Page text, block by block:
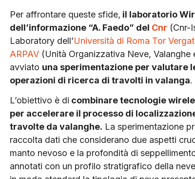
Per affrontare queste sfide, il laboratorio
dell’informazione “A. Faedo” del Cnr (Cnr-
Laboratory dell’Università di Roma Tor
ARPAV (Unità Organizzativa Neve,
avviato una sperimentazione per valutare
operazioni di ricerca di travolti in valanga.
L’obiettivo è di combinare tecnologie
per accelerare il processo di
travolte da valanghe. La sperimentazione
raccolta dati che considerano due aspetti
manto nevoso e la profondità di
annotati con un profilo stratigrafico della